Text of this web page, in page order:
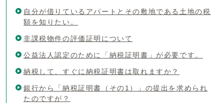
自分が借りているアパートとその敷地である土地の税
額を知りたい。
非課税物件の評価証明について
公益法人認定のために「納税証明書」が必要です。
納税して、すぐに納税証明書は取れますか？
銀行から「納税証明書（その1）」の提出を求められ
たのですが？